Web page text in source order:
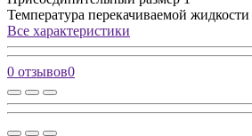
Температура перекачиваемой жидкости
Все характеристики
0 отзывов0